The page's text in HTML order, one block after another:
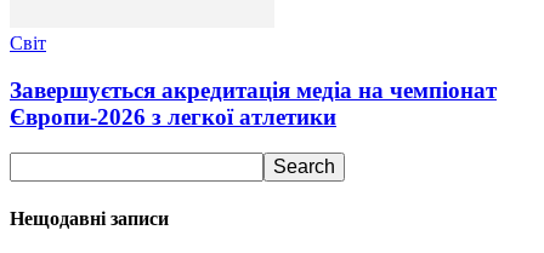
Світ
Завершується акредитація медіа на чемпіонат
Європи-2026 з легкої атлетики
Нещодавні записи